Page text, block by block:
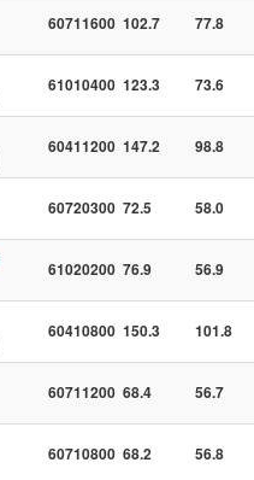
60711600 102.7 77.8
61010400 123.3 73.6
60411200 147.2 98.8
60720300 72.5 58.0
61020200 76.9 56.9
60410800 150.3 101.8
60711200 68.4 56.7
60710800 68.2 56.8